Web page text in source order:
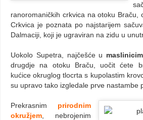
ranoromaničkih crkvica na otoku Braču,
Crkvica je poznata po najstarijem
Dalmaciji, koji je ugraviran na zidu u
Uokolo Supetra, najčešće u
drugdje na otoku Braču, uočit ćete
kućice okruglog tlocrta s kupolastim
su upravo tako izgledale prve nastambe
Prekrasnim prirodnim
okružjem , nebrojenim